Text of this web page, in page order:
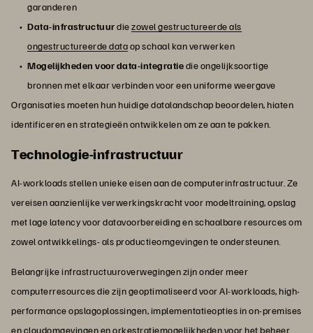
garanderen
Data-infrastructuurdiezowel gestructureerde als
ongestructureerde dataop schaal kan verwerken
Mogelijkheden voor data-integratiedie ongelijksoortige
bronnen met elkaar verbinden voor een uniforme weergave
Organisaties moeten hun huidige datalandschap beoordelen, hiaten
identificeren en strategieën ontwikkelen om ze aan te pakken.
Technologie-infrastructuur
AI-workloads stellen unieke eisen aan de computerinfrastructuur. Ze
vereisen aanzienlijke verwerkingskracht voor modeltraining, opslag
met lage latency voor datavoorbereiding en schaalbare resources om
zowel ontwikkelings- als productieomgevingen te ondersteunen.
Belangrijke infrastructuuroverwegingen zijn onder meer
computerresources die zijn geoptimaliseerd voor AI-workloads, high-
performance opslagoplossingen, implementatieopties in on-premises
en cloudomgevingen en orkestratiemogelijkheden voor het beheer